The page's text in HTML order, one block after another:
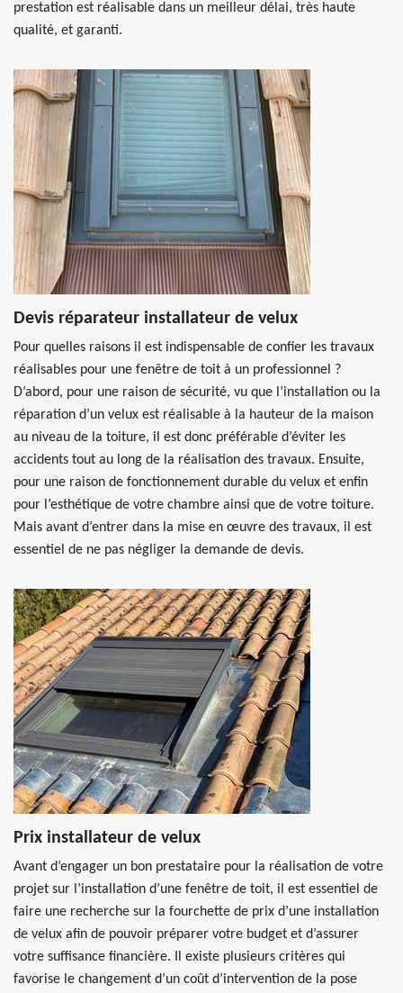
prestation est réalisable dans un meilleur délai, très haute
qualité, et garanti.
Devis réparateur installateur de velux
Pour quelles raisons il est indispensable de confier les travaux
réalisables pour une fenêtre de toit à un professionnel ?
D’abord, pour une raison de sécurité, vu que l’installation ou la
réparation d’un velux est réalisable à la hauteur de la maison
au niveau de la toiture, il est donc préférable d’éviter les
accidents tout au long de la réalisation des travaux. Ensuite,
pour une raison de fonctionnement durable du velux et enfin
pour l’esthétique de votre chambre ainsi que de votre toiture.
Mais avant d’entrer dans la mise en œuvre des travaux, il est
essentiel de ne pas négliger la demande de devis.
Prix installateur de velux
Avant d’engager un bon prestataire pour la réalisation de votre
projet sur l’installation d’une fenêtre de toit, il est essentiel de
faire une recherche sur la fourchette de prix d’une installation
de velux afin de pouvoir préparer votre budget et d’assurer
votre suffisance financière. Il existe plusieurs critères qui
favorise le changement d’un coût d’intervention de la pose